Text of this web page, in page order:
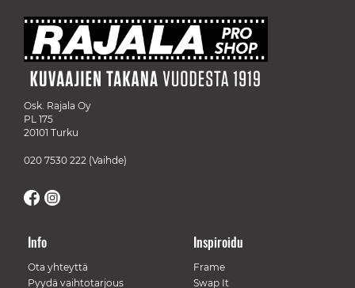
Osk. Rajala Oy
PL 175
20101 Turku
020 7530 222 (Vaihde)
Info
Ota yhteyttä
Pyydä vaihtotarjous
Inspiroidu
Frame
Swap It